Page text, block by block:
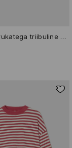
Pikkade varrukatega triibuline T-särk